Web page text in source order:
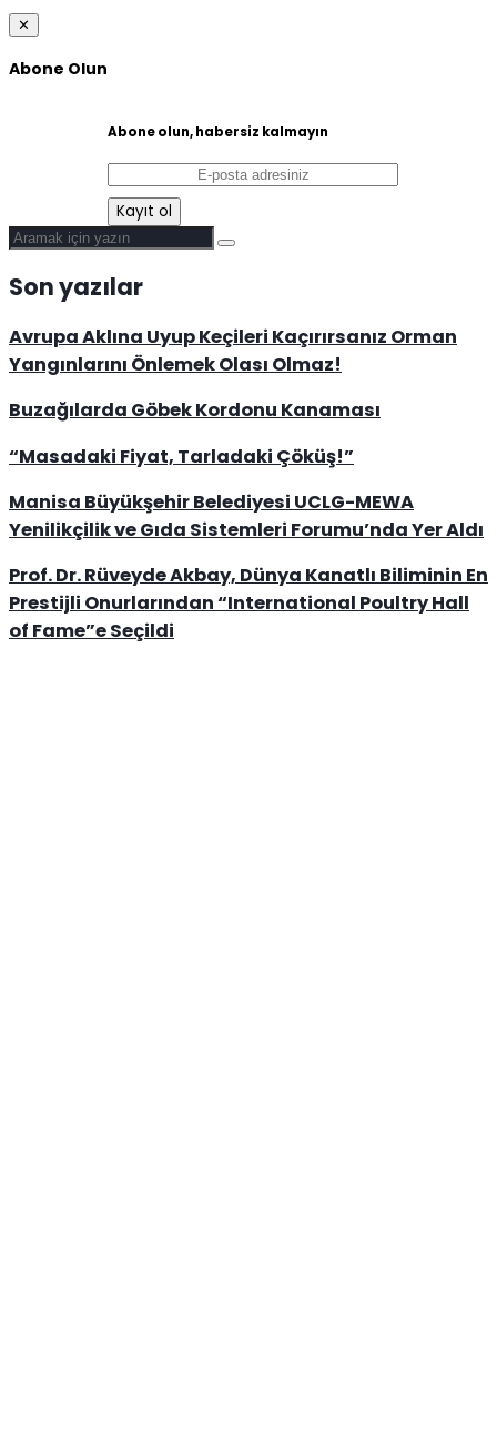
✕
Abone Olun
Abone olun, habersiz kalmayın
Son yazılar
Avrupa Aklına Uyup Keçileri Kaçırırsanız Orman
Yangınlarını Önlemek Olası Olmaz!
Buzağılarda Göbek Kordonu Kanaması
“Masadaki Fiyat, Tarladaki Çöküş!”
Manisa Büyükşehir Belediyesi UCLG-MEWA
Yenilikçilik ve Gıda Sistemleri Forumu’nda Yer Aldı
Prof. Dr. Rüveyde Akbay, Dünya Kanatlı Biliminin En
Prestijli Onurlarından “International Poultry Hall
of Fame”e Seçildi